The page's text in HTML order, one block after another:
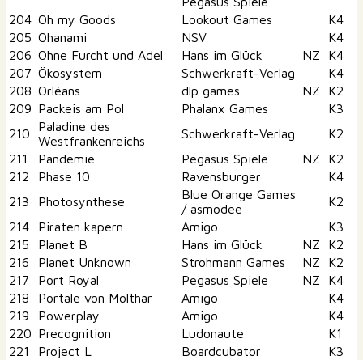
204 Oh my Goods Lookout Games
K4
205 Ohanami NSV
K4
206 Ohne Furcht und Adel Hans im Glück NZ
K4
207 Ökosystem Schwerkraft-Verlag
K4
208 Orléans dlp games NZ
K2
209 Packeis am Pol Phalanx Games
K3
210
Paladine des
Westfrankenreichs
Schwerkraft-Verlag
K2
211
Pandemie Pegasus Spiele NZ
K2
212
Phase 10 Ravensburger
K4
213
Photosynthese
Blue Orange Games
/ asmodee
K2
214
Piraten kapern Amigo
K3
215
Planet B Hans im Glück NZ
K2
216
Planet Unknown Strohmann Games NZ
K2
217
Port Royal Pegasus Spiele NZ
K4
218
Portale von Molthar Amigo
K4
219
Powerplay Amigo
K4
220 Precognition Ludonaute
K1
221
Project L Boardcubator
K3